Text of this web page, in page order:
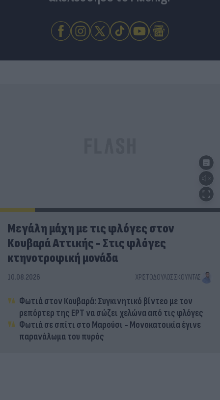
Μεγάλη μάχη με τις φλόγες στον
Κουβαρά Αττικής - Στις φλόγες
κτηνοτροφική μονάδα
10.08.2026 ΧΡΙΣΤΌΔΟΥΛΟΣ ΣΚΟΎΝΤΑΣ
Φωτιά στον Κουβαρά: Συγκινητικό βίντεο με τον
ρεπόρτερ της ΕΡΤ να σώζει χελώνα από τις φλόγες
Φωτιά σε σπίτι στο Μαρούσι - Μονοκατοικία έγινε
παρανάλωμα του πυρός